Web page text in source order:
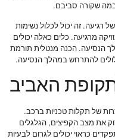
במה שקורה סביבם.
רגיעה. זה יכול לכלול נשימות
מרגיעה. כלים כאלה יכולים
הנסיעה. הכנה מנטלית תורמת
להתרחש במהלך הנסיעה.
האביב
של תקלות טכניות ברכב.
את מצב הקפיצים, הגלגלים
כראוי יכולים לגרום לבעיות